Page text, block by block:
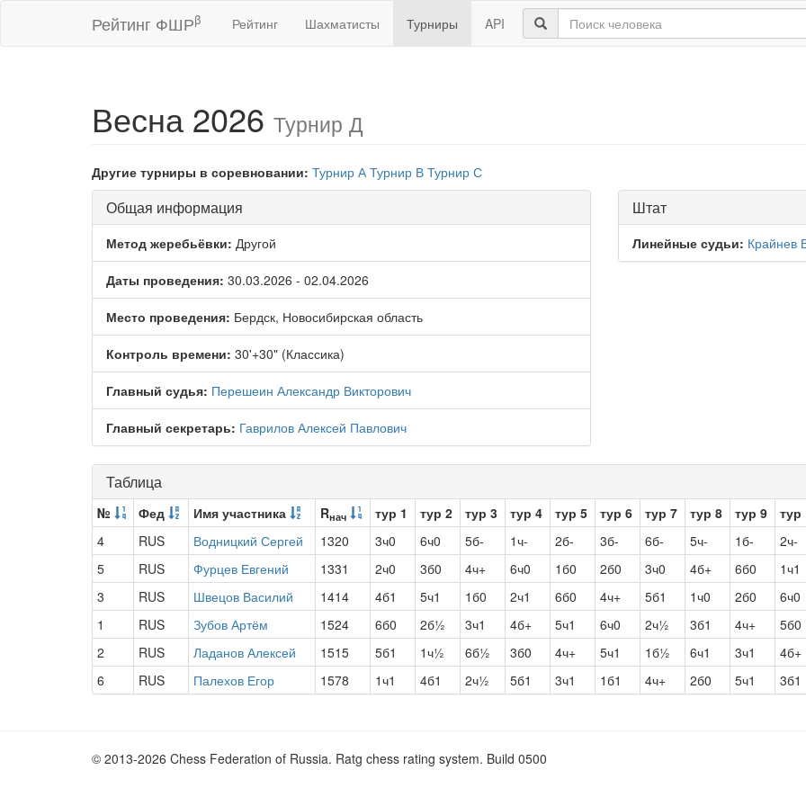
Рейтинг ФШРβ Рейтинг Шахматисты Турниры API
Весна 2026 Турнир Д
Другие турниры в соревновании: Турнир А Турнир В Турнир С
Общая информация
Метод жеребьёвки: Другой
Даты проведения: 30.03.2026 - 02.04.2026
Место проведения: Бердск, Новосибирская область
Контроль времени: 30'+30" (Классика)
Главный судья: Перешеин Александр Викторович
Главный секретарь: Гаврилов Алексей Павлович
Штат
Линейные судьи: Крайнев
Таблица
№ Фед Имя участника Rнач тур 1 тур 2 тур 3 тур 4 тур 5 тур 6 тур 7 тур 8 тур 9 тур
4
RUS Водницкий Сергей 1320 3ч0 6ч0 5б- 1ч- 2б- 3б- 6б- 5ч- 1б- 2ч-
5
RUS Фурцев Евгений 1331 2ч0 3б0 4ч+ 6ч0 1б0 2б0 3ч0 4б+ 6б0 1ч1
3
RUS Швецов Василий 1414 4б1 5ч1 1б0 2ч1 6б0 4ч+ 5б1 1ч0 2б0 6ч0
1
RUS Зубов Артём 1524 6б0 2б½ 3ч1 4б+ 5ч1 6ч0 2ч½ 3б1 4ч+ 5б0
2
RUS Ладанов Алексей 1515 5б1 1ч½ 6б½ 3б0 4ч+ 5ч1 1б½ 6ч1 3ч1 4б+
6
RUS Палехов Егор 1578 1ч1 4б1 2ч½ 5б1 3ч1 1б1 4ч+ 2б0 5ч1 3б1
© 2013-2026 Chess Federation of Russia. Ratg chess rating system. Build 0500